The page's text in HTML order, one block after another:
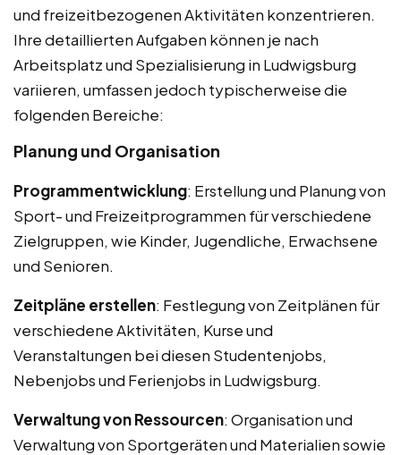
und freizeitbezogenen Aktivitäten konzentrieren.
Ihre detaillierten Aufgaben können je nach
Arbeitsplatz und Spezialisierung in Ludwigsburg
variieren, umfassen jedoch typischerweise die
folgenden Bereiche:
Planung und Organisation
Programmentwicklung: Erstellung und Planung von
Sport- und Freizeitprogrammen für verschiedene
Zielgruppen, wie Kinder, Jugendliche, Erwachsene
und Senioren.
Zeitpläne erstellen: Festlegung von Zeitplänen für
verschiedene Aktivitäten, Kurse und
Veranstaltungen bei diesen Studentenjobs,
Nebenjobs und Ferienjobs in Ludwigsburg.
Verwaltung von Ressourcen: Organisation und
Verwaltung von Sportgeräten und Materialien sowie